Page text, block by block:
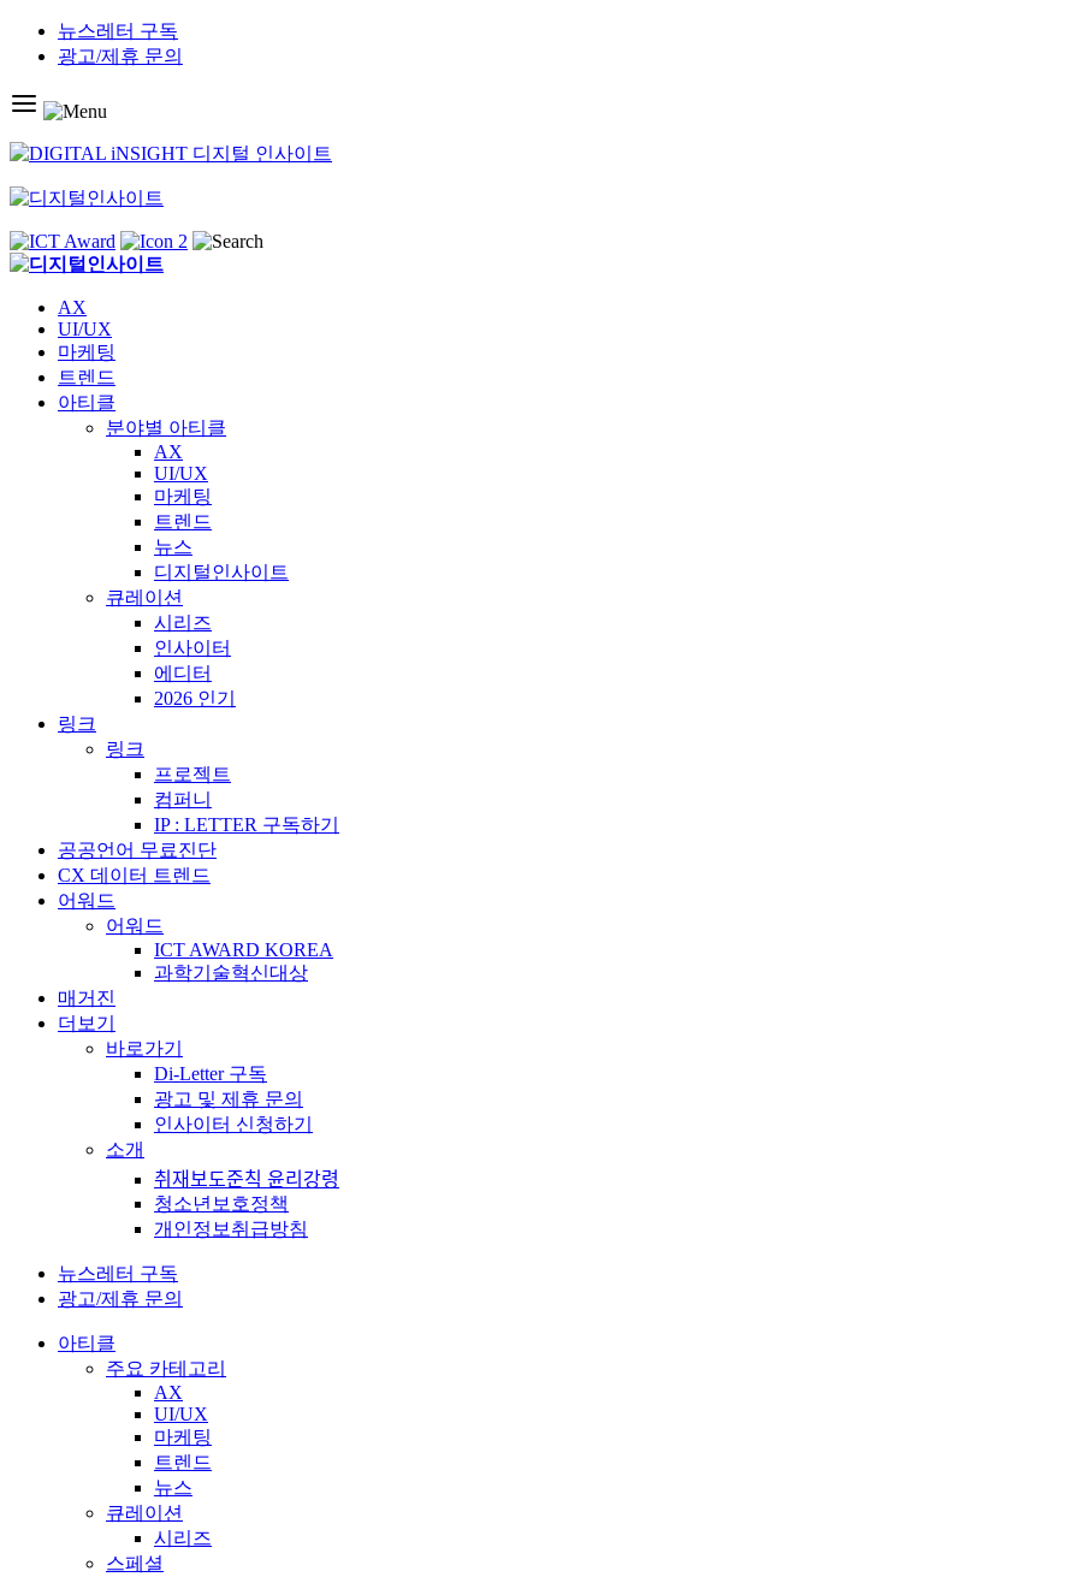
Skip
content
뉴스레터 구독
광고/제휴 문의
AX
UI/UX
마케팅
트렌드
아티클
분야별 아티클
AX
UI/UX
마케팅
트렌드
뉴스
디지털인사이트
큐레이션
시리즈
인사이터
에디터
2026 인기
링크
링크
프로젝트
컴퍼니
IP : LETTER 구독하기
공공언어 무료진단
CX 데이터 트렌드
어워드
어워드
ICT AWARD KOREA
과학기술혁신대상
매거진
더보기
바로가기
Di-Letter 구독
광고 및 제휴 문의
인사이터 신청하기
소개
취재보도준칙 윤리강령
청소년보호정책
개인정보취급방침
뉴스레터 구독
광고/제휴 문의
아티클
주요 카테고리
AX
UI/UX
마케팅
트렌드
뉴스
큐레이션
시리즈
스페셜